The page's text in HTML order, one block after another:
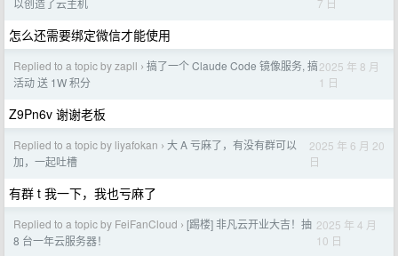
以创造了云主机
怎么还需要绑定微信才能使用
Replied to a topic by zapll › 搞了一个 Claude Code 镜像服务, 搞
活动 送 1W 积分
2025 年 8 月
1 日
Z9Pn6v 谢谢老板
Replied to a topic by liyafokan › 大 A 亏麻了，有没有群可以
加，一起吐槽
2025 年 6 月 20
日
有群 t 我一下，我也亏麻了
Replied to a topic by FeiFanCloud › [踢楼] 非凡云开业大吉！抽
8 台一年云服务器！
2025 年 4 月
10 日